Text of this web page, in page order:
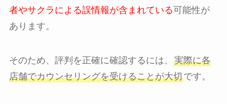
者やサクラによる誤情報が含まれている可能性が
あります。
そのため、評判を正確に確認するには、 実際に各
店舗でカウンセリングを受けることが大切です。